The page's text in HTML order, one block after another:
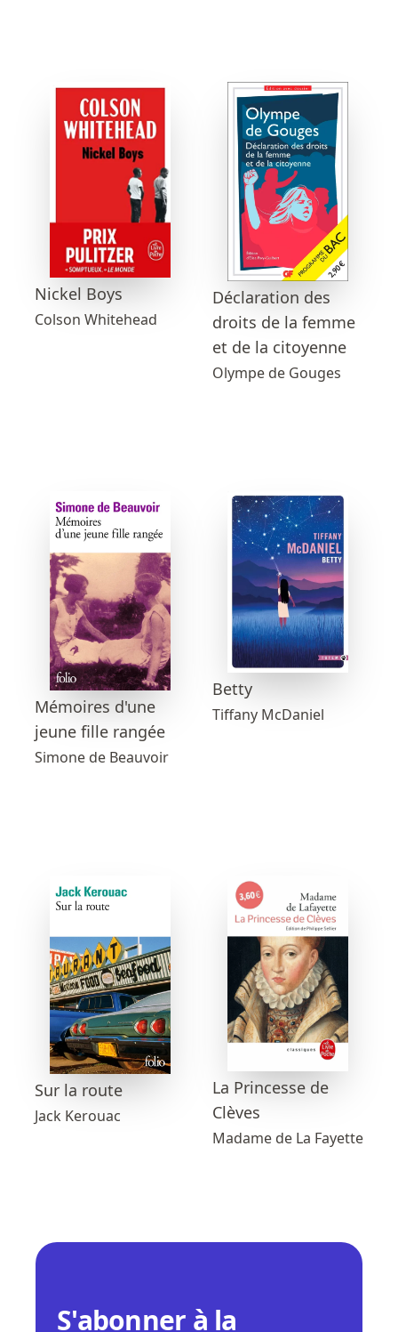
Nickel Boys
Colson Whitehead
Déclaration des
droits de la femme
et de la citoyenne
Olympe de Gouges
Mémoires d'une
jeune fille rangée
Simone de Beauvoir
Betty
Tiffany McDaniel
Sur la route
Jack Kerouac
La Princesse de
Clèves
Madame de La Fayette
S'abonner à la